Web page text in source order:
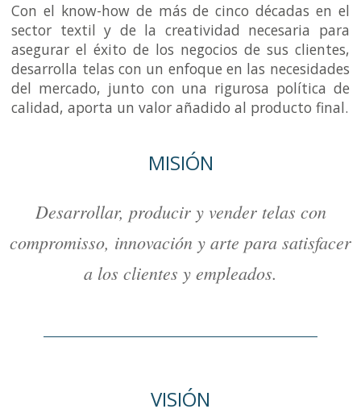
Con el know-how de más de cinco décadas en el
sector textil y de la creatividad necesaria para
asegurar el éxito de los negocios de sus clientes,
desarrolla telas con un enfoque en las necesidades
del mercado, junto con una rigurosa política de
calidad, aporta un valor añadido al producto final.
MISIÓN
Desarrollar, producir y vender telas con
compromisso, innovación y arte para satisfacer
a los clientes y empleados.
VISIÓN